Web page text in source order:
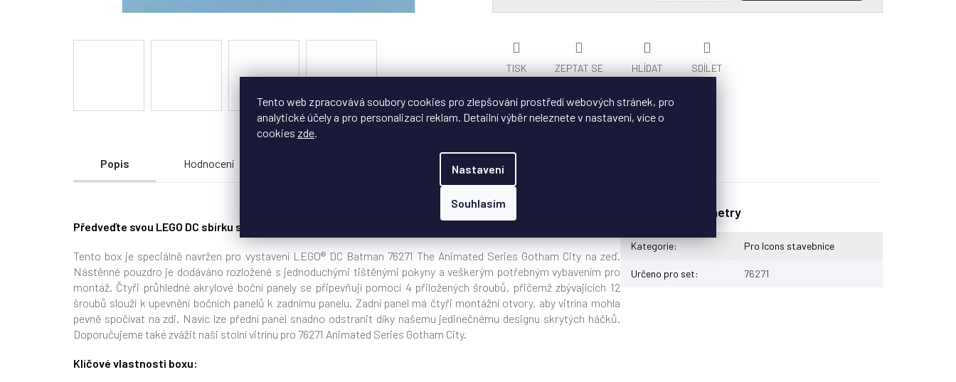
Tento web zpracovává soubory cookies pro zlepšování prostředí webových stránek, pro
analytické účely a pro personalizaci reklam. Detailní výběr neleznete v nastavení, více o
cookies zde
Nastavení
Souhlasím
TISK ZEPTAT SE HLÍDAT SDÍLET
Popis Hodnocení
Předveďte svou LEGO DC sbírku s prémiovým vitrínovým řešením
Tento box je speciálně navržen pro vystavení LEGO® DC Batman 76271 The Animated Series Gotham City na zeď.
Nástěnné pouzdro je dodáváno rozložené s jednoduchými tištěnými pokyny a veškerým potřebným vybavením pro
montáž. Čtyři průhledné akrylové boční panely se připevňují pomocí 4 přiložených šroubů, přičemž zbývajících 12
šroubů slouží k upevnění bočních panelů k zadnímu panelu. Zadní panel má čtyři montážní otvory, aby vitrína mohla
pevně spočívat na zdi. Navíc lze přední panel snadno odstranit díky našemu jedinečnému designu skrytých háčků.
Doporučujeme také zvážit naši stolní vitrínu pro 76271 Animated Series Gotham City.
Klíčové vlastnosti boxu:
Doplňkové parametry
Kategorie: Pro Icons stavebnice
Určeno pro set: 76271